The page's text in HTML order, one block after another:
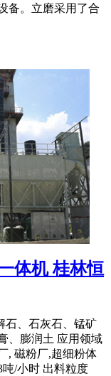
备。立磨采用了合
体机 桂林恒
石、石灰石、锰矿
、膨润土 应用领域
, 磁粉厂,超细粉体
/小时 出料粒度